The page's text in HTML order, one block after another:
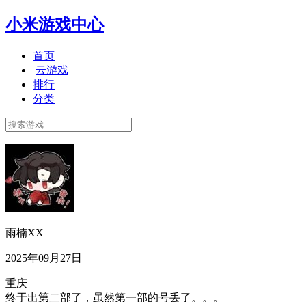
小米游戏中心
首页
云游戏
排行
分类
雨楠XX
2025年09月27日
重庆
终于出第二部了，虽然第一部的号丢了。。。